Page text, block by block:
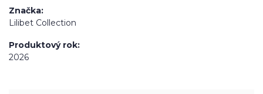
Značka
Lilibet Collection
Produktový rok
2026